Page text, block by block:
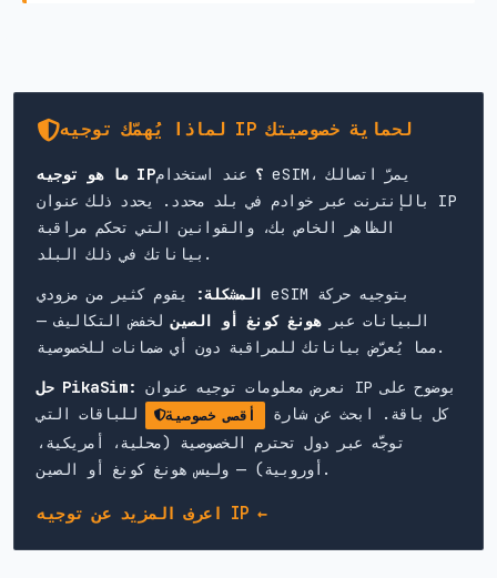
لماذا يُهمّك توجيه IP لحماية خصوصيتك
ما هو توجيه IP؟ عند استخدام eSIM، يمرّ اتصالك
بالإنترنت عبر خوادم في بلد محدد. يحدد ذلك عنوان IP
الظاهر الخاص بك، والقوانين التي تحكم مراقبة
بياناتك في ذلك البلد.
المشكلة:
يقوم كثير من مزودي eSIM بتوجيه حركة
البيانات عبرهونغ كونغ أو الصينلخفض التكاليف —
مما يُعرّض بياناتك للمراقبة دون أي ضمانات للخصوصية.
حل PikaSim:
كل باقة. ابحث عن شارة
أقصى خصوصية
للباقات التي
توجَّه عبر دول تحترم الخصوصية (محلية، أمريكية،
أوروبية) — وليس هونغ كونغ أو الصين.
اعرف المزيد عن توجيه IP ←